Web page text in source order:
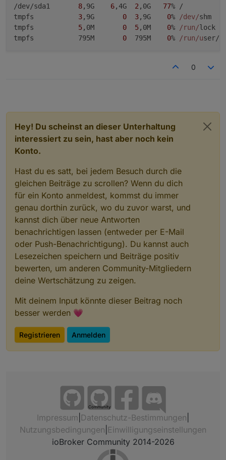
/dev/sda1 8,9G 6,4G 2 ,0G 77% /
tmpfs 3,9G 0 3,9G 0% /dev/shm
tmpfs 5,0M 0 5,0M 0% /run/lock
tmpfs           795M 0
  795M
0% /run/user/
0
Hey! Du scheinst an dieser Unterhaltung
interessiert zu sein, hast aber noch kein
Konto.
Hast du es satt, bei jedem Besuch durch die
gleichen Beiträge zu scrollen? Wenn du dich
für ein Konto anmeldest, kommst du immer
genau dorthin zurück, wo du zuvor warst, und
kannst dich über neue Antworten
benachrichtigen lassen (entweder per E-Mail
oder Push-Benachrichtigung). Du kannst auch
Lesezeichen speichern und Beiträge positiv
bewerten, um anderen Community-Mitgliedern
deine Wertschätzung zu zeigen.
Mit deinem Input könnte dieser Beitrag noch
besser werden 💗
Registrieren Anmelden
Community
Impressum Datenschutz-Bestimmungen
Nutzungsbedingungen Einwilligungseinstellungen
ioBroker Community 2014-2026